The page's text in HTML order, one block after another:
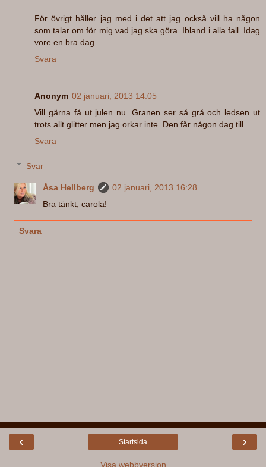
För övrigt håller jag med i det att jag också vill ha någon
som talar om för mig vad jag ska göra. Ibland i alla fall. Idag
vore en bra dag...
Svara
Anonym 02 januari, 2013 14:05
Vill gärna få ut julen nu. Granen ser så grå och ledsen ut
trots allt glitter men jag orkar inte. Den får någon dag till.
Svara
Svar
Åsa Hellberg
02 januari, 2013 16:28
Bra tänkt, carola!
Svara
‹ ›
Startsida
Visa webbversion